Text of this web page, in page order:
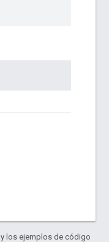
, y los ejemplos de código